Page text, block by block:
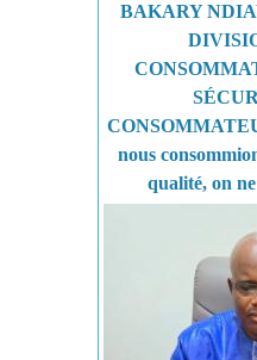
BAKARY
nous
qualité, on